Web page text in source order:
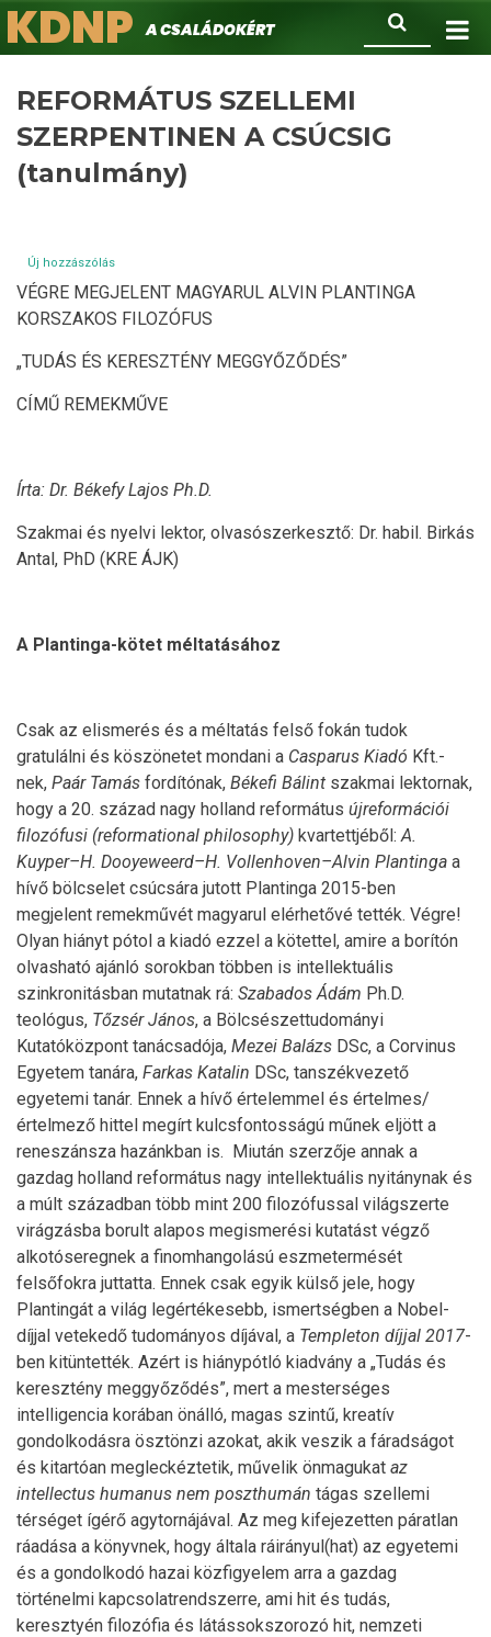
Ugrás
a
Keresés
KDNPA családokért.
REFORMÁTUS SZELLEMI
SZERPENTINEN A CSÚCSIG
(tanulmány)
Új hozzászólás
VÉGRE MEGJELENT MAGYARUL ALVIN PLANTINGA
KORSZAKOS FILOZÓFUS
„TUDÁS ÉS KERESZTÉNY MEGGYŐZŐDÉS”
CÍMŰ REMEKMŰVE
Írta: Dr. Békefy Lajos Ph.D.
Szakmai és nyelvi lektor, olvasószerkesztő: Dr. habil. Birkás
Antal, PhD (KRE ÁJK)
A Plantinga-kötet méltatásához
Csak az elismerés és a méltatás felső fokán tudok
gratulálni és köszönetet mondani a Casparus Kiadó Kft.-
nek, Paár Tamás fordítónak, Békefi Bálint szakmai lektornak,
hogy a 20. század nagy holland református újreformációi
filozófusi (reformational philosophy) kvartettjéből:A.
Kuyper–H. Dooyeweerd–H. Vollenhoven–Alvin Plantinga a
hívő bölcselet csúcsára jutott Plantinga 2015-ben
megjelent remekművét magyarul elérhetővé tették. Végre!
Olyan hiányt pótol a kiadó ezzel a kötettel, amire a borítón
olvasható ajánló sorokban többen is intellektuális
szinkronitásban mutatnak rá: Szabados Ádám Ph.D.
teológus, Tőzsér János, a Bölcsészettudományi
Kutatóközpont tanácsadója, Mezei Balázs DSc, a Corvinus
Egyetem tanára, Farkas Katalin DSc, tanszékvezető
egyetemi tanár. Ennek a hívő értelemmel és értelmes/
értelmező hittel megírt kulcsfontosságú műnek eljött a
reneszánsza hazánkban is. Miután szerzője annak a
gazdag holland református nagy intellektuális nyitánynak és
a múlt században több mint 200 filozófussal világszerte
virágzásba borult alapos megismerési kutatást végző
alkotóseregnek a finomhangolású eszmetermését
felsőfokra juttatta. Ennek csak egyik külső jele, hogy
Plantingát a világ legértékesebb, ismertségben a Nobel-
díjjal vetekedő tudományos díjával, a Templeton díjjal 2017-
ben kitüntették. Azért is hiánypótló kiadvány a „Tudás és
keresztény meggyőződés”, mert a mesterséges
intelligencia korában önálló, magas szintű, kreatív
gondolkodásra ösztönzi azokat, akik veszik a fáradságot
és kitartóan megleckéztetik, művelik önmagukat az
intellectus humanus nem poszthumán tágas szellemi
térséget ígérő agytornájával. Az meg kifejezetten páratlan
ráadása a könyvnek, hogy általa ráirányul(hat) az egyetemi
és a gondolkodó hazai közfigyelem arra a gazdag
történelmi kapcsolatrendszerre, ami hit és tudás,
keresztyén filozófia és látássokszorozó hit, nemzeti